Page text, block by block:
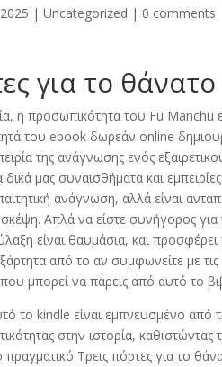
|Uncategorized | 0 comments
για το
η προσωπικότητα του Fu Manchu
του ebook δωρεάν online
της ανάγνωσης ενός
μας συναισθήματα και
ανάγνωση, αλλά είναι
σκέψη. Απλά να είστε συνήγορος
είναι θαυμάσια, και
από το αν συμφωνείτε με
μπορεί να πάρεις από αυτό το
το kindle είναι εμπνευσμένο από
στην ιστορία,
πραγματικό Τρεις πόρτες για το